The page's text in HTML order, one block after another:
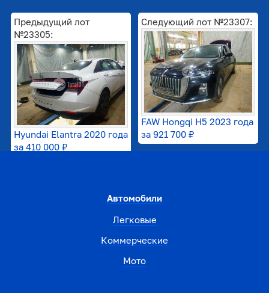
Предыдущий лот
№23305:
Hyundai Elantra 2020 года
за 410 000 ₽
Следующий лот №23307:
FAW Hongqi H5 2023 года
за 921 700 ₽
Автомобили
Легковые
Коммерческие
Мото